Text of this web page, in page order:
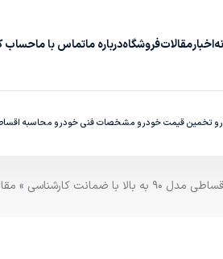
اخبارمقالاتفروشگاهدرباره‌ ماتماس با ماحساب
تخمین قیمت خودرو مشخصات فنی خودرو محاسبه
ضمانت کارشناسی »